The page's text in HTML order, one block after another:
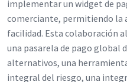
implementar un widget de
comerciante, permitiendo la
facilidad. Esta colaboración
una pasarela de pago global
alternativos, una
integral del riesgo, una